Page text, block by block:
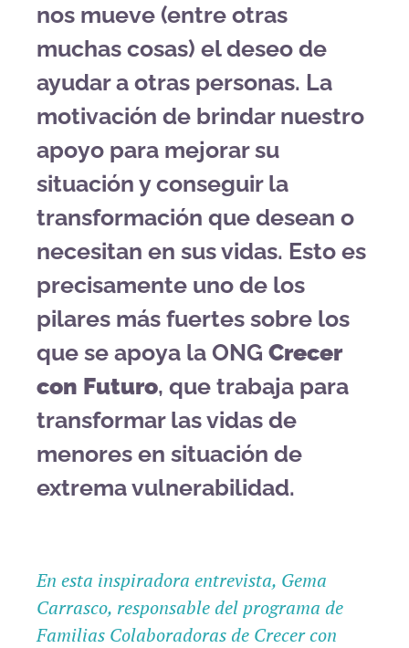
nos mueve (entre otras
muchas cosas) el deseo de
ayudar a otras personas. La
motivación de brindar nuestro
apoyo para mejorar su
situación y conseguir la
transformación que desean o
necesitan en sus vidas. Esto es
precisamente uno de los
pilares más fuertes sobre los
que se apoya la ONG Crecer
con Futuro, que trabaja para
transformar las vidas de
menores en situación de
extrema vulnerabilidad.
En esta inspiradora entrevista, Gema
Carrasco, responsable del programa de
Familias Colaboradoras de Crecer con